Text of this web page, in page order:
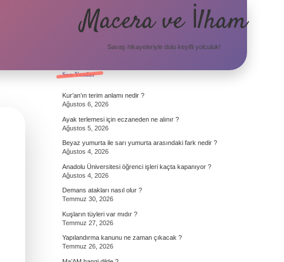
Macera ve İlham
Savaş hikayeleriyle dolu keyifli yolculuk!
Sidebar
Son Yazılar
Kur’an’ın terim anlamı nedir ?
Ağustos 6, 2026
Ayak terlemesi için eczaneden ne alınır ?
Ağustos 5, 2026
Beyaz yumurta ile sarı yumurta arasındaki fark nedir ?
Ağustos 4, 2026
Anadolu Üniversitesi öğrenci işleri kaçta kapanıyor ?
Ağustos 4, 2026
Demans atakları nasıl olur ?
Temmuz 30, 2026
Kuşların tüyleri var mıdır ?
Temmuz 27, 2026
Yapılandırma kanunu ne zaman çıkacak ?
Temmuz 26, 2026